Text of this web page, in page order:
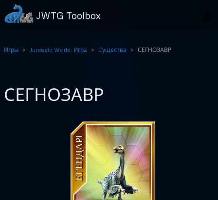
JWTG Toolbox
Игры Jurassic World: Игра Существа СЕГНОЗАВР
СЕГНОЗАВР
ЛЕГЕНДАРН